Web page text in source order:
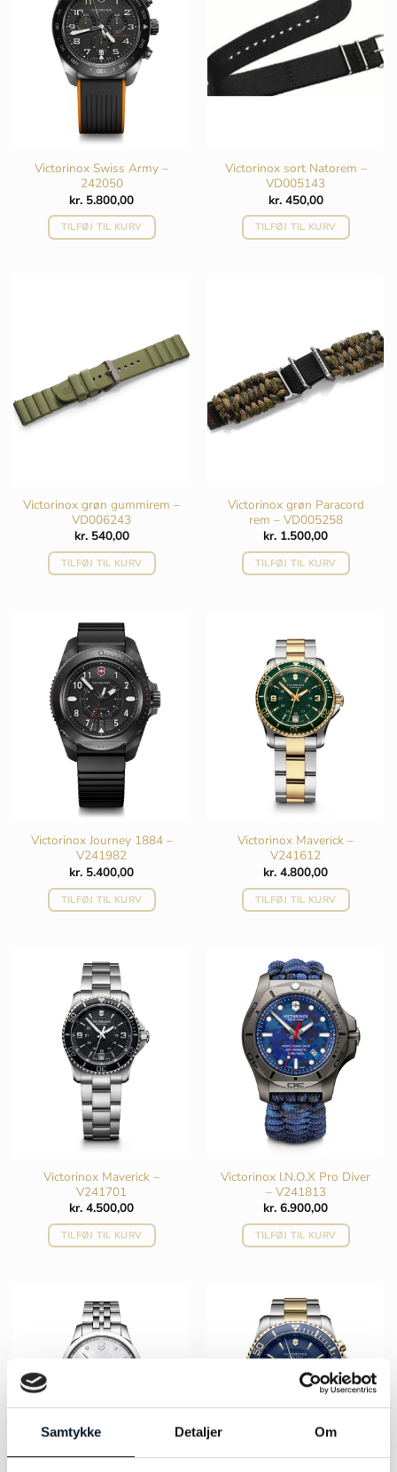
Samtykke Detaljer Om
Victorinox Swiss Army –
242050
kr. 5.800,00
TILFØJ TIL KURV
Victorinox sort Natorem –
VD005143
kr.450,00
TILFØJ TIL KURV
Victorinox grøn gummirem –
VD006243
kr.540,00
TILFØJ TIL KURV
Victorinox grøn Paracord
rem – VD005258
kr. 1.500,00
TILFØJ TIL KURV
Victorinox Journey 1884 –
V241982
kr. 5.400,00
TILFØJ TIL KURV
Victorinox Maverick –
V241612
kr. 4.800,00
TILFØJ TIL KURV
Victorinox Maverick –
V241701
kr. 4.500,00
TILFØJ TIL KURV
Victorinox I.N.O.X Pro Diver
– V241813
kr. 6.900,00
TILFØJ TIL KURV